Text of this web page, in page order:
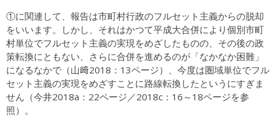
①に関連して、報告は市町村行政のフルセット主義からの脱却
をいいます。しかし、それはかつて平成大合併により個別市町
村単位でフルセット主義の実現をめざしたものの、その後の政
策転換にともない、さらに合併を進めるのが「なかなか困難」
になるなかで（山﨑2018：13ページ）、今度は圏域単位でフル
セット主義の実現をめざすことに路線転換したというにすぎま
せん（今井2018a：22ページ／2018c：16～18ページを参
照）。